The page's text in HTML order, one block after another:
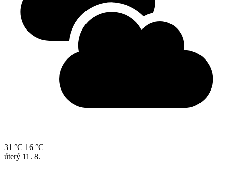
31 °C 16 °C
úterý 11. 8.